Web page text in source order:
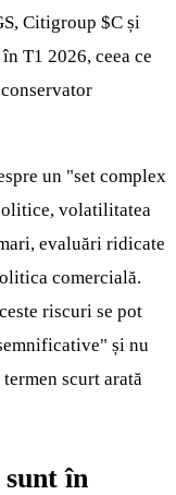
, Citigroup $C și
T1 2026, ceea ce
un "set complex
volatilitatea
evaluări ridicate
comercială.
riscuri se pot
și nu
scurt arată
în